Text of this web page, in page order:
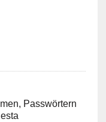
Passwörtern